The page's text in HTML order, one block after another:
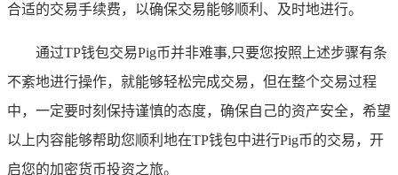
合适的交易手续费，以确保交易能够顺利、及时地进行。
通过TP钱包交易Pig币并非难事,只要您按照上述步骤有条
不紊地进行操作，就能够轻松完成交易，但在整个交易过程
中，一定要时刻保持谨慎的态度，确保自己的资产安全，希望
以上内容能够帮助您顺利地在TP钱包中进行Pig币的交易，开
启您的加密货币投资之旅。